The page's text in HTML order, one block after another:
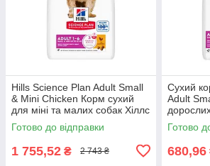
Hills Science Plan Adult Small
& Mini Chicken Корм сухий
для міні та малих собак Хіллс
6 кг
Готово до відправки
1 755,52 ₴ 2 743 ₴
Сухий
Adult
порід
Готово
680,96